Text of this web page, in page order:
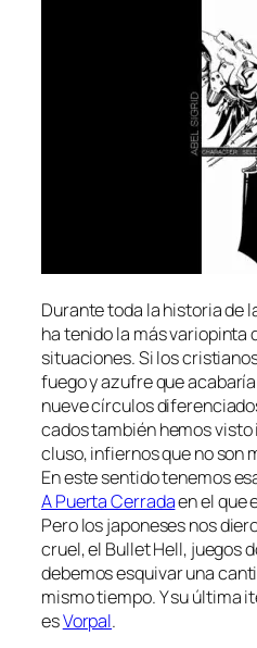
Durante to­da la his­to­ria de
ha te­ni­do la más va­rio­pin­ta
si­tua­cio­nes. Si los
fue­go y azu­fre que
nue­ve círcu­los
ca­dos tam­bién he­mos
clu­so, in­fier­nos que no son
En es­te sen­ti­do te­ne­mos
A Puerta Cerradaen el que
Pero los ja­po­ne­ses nos
cruel, el Bullet Hell, jue­gos
de­be­mos es­qui­var una
mis­mo tiem­po. Y su úl­ti­ma
esVorpal.